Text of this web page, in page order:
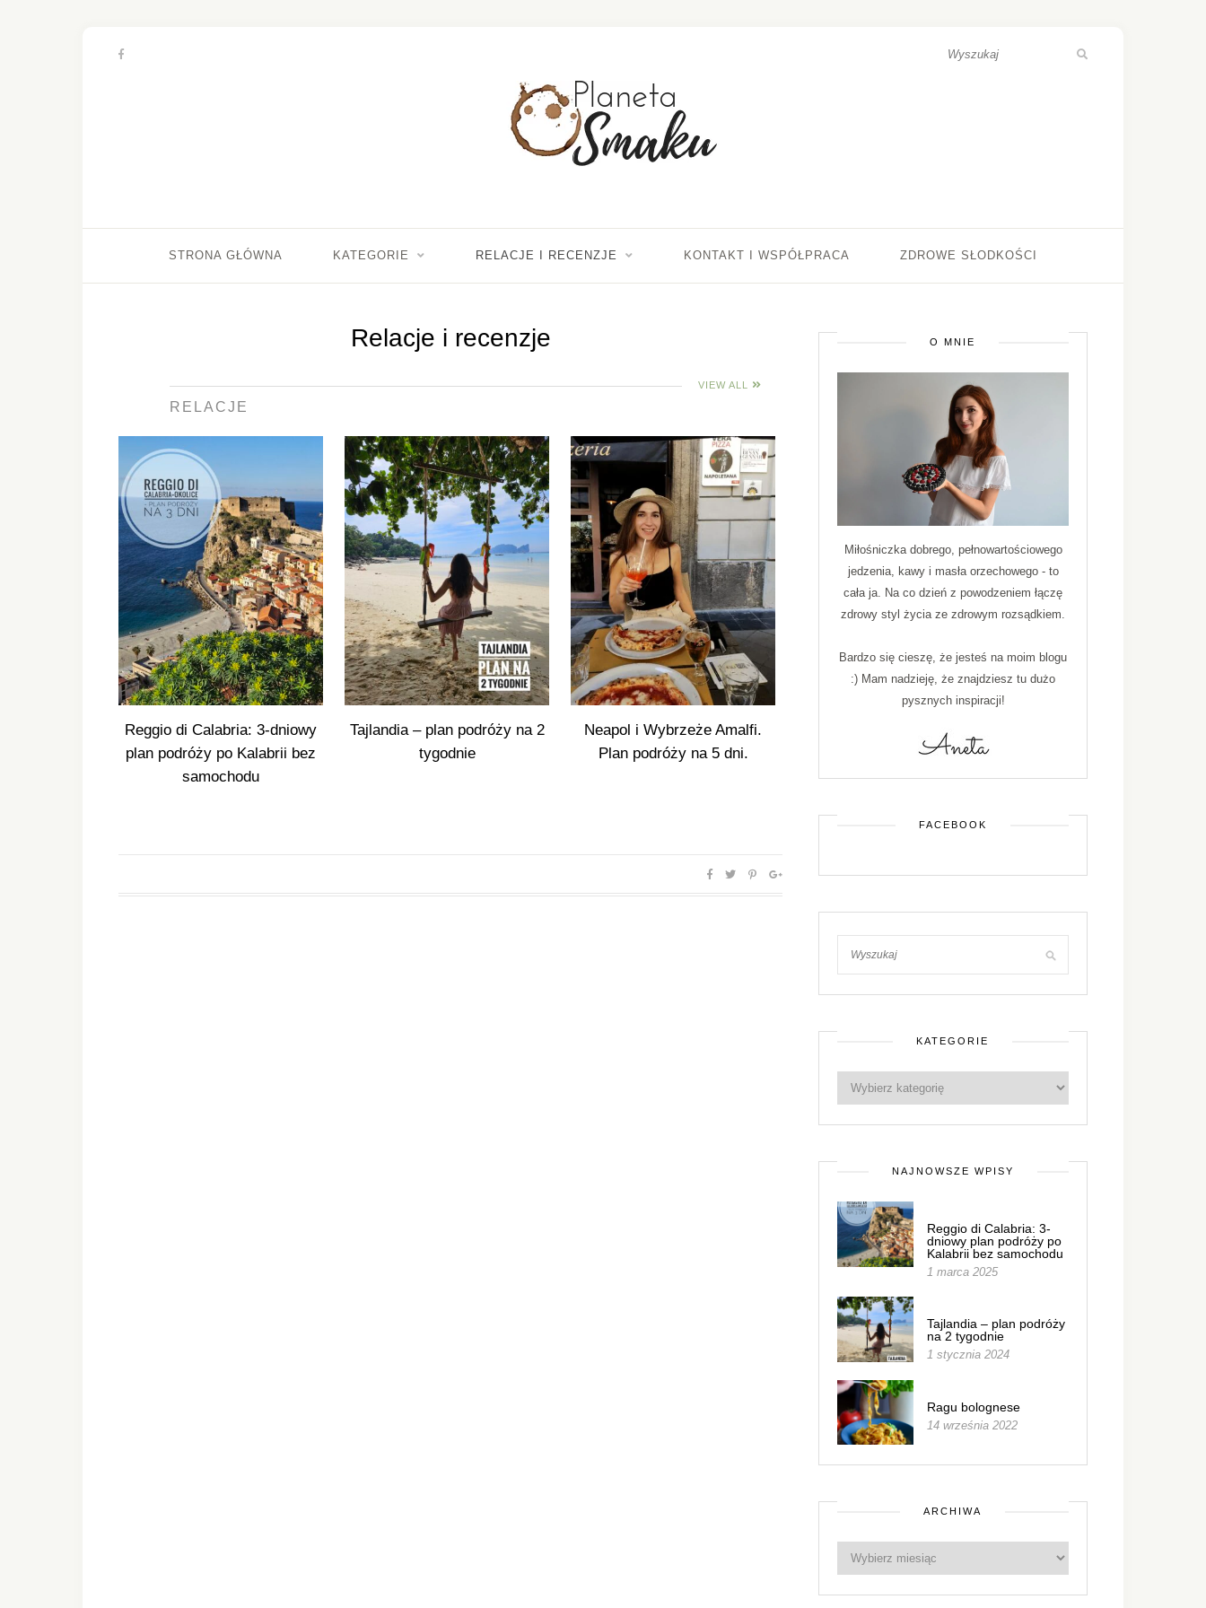
STRONA GŁÓWNA KATEGORIE RELACJE I RECENZJE KONTAKT I WSPÓŁPRACA ZDROWE SŁODKOŚCI
Relacje i recenzje
RELACJE
VIEW ALL
Reggio di Calabria: 3-dniowy
plan podróży po Kalabrii bez
samochodu
Tajlandia – plan podróży na 2
tygodnie
Neapol i Wybrzeże Amalfi.
Plan podróży na 5 dni.
O MNIE
Miłośniczka dobrego, pełnowartościowego
jedzenia, kawy i masła orzechowego - to
cała ja. Na co dzień z powodzeniem łączę
zdrowy styl życia ze zdrowym rozsądkiem.
Bardzo się cieszę, że jesteś na moim blogu
:) Mam nadzieję, że znajdziesz tu dużo
pysznych inspiracji!
FACEBOOK
KATEGORIE
NAJNOWSZE WPISY
Reggio di Calabria: 3-
dniowy plan podróży po
Kalabrii bez samochodu
1 marca 2025
Tajlandia – plan podróży
na 2 tygodnie
1 stycznia 2024
Ragu bolognese
14 września 2022
ARCHIWA